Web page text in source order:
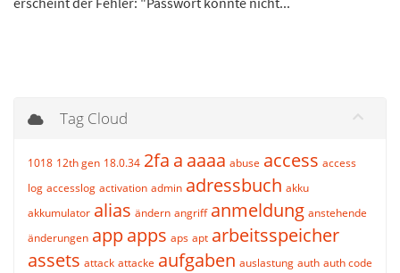
Tag Cloud
1018 12th gen 18.0.34 2fa a aaaa abuse access access
log accesslog activation admin adressbuch akku
akkumulator alias ändern angriff anmeldung anstehende
änderungen appapps aps apt arbeitsspeicher
assets attack attacke aufgaben auslastung auth auth code